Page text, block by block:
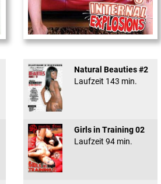
Internal Explosionen
Natural Beauties #2
Laufzeit 143 min.
Girls in Training 02
Laufzeit 94 min.